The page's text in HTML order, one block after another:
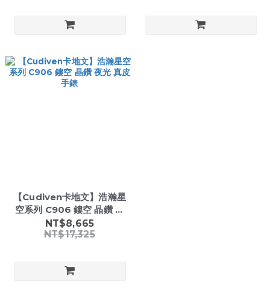
【Cudiven卡地文】浩瀚星
空系列 C906 鏤空 晶鑽 夜
光 真皮手錶
NT$8,665
NT$17,325